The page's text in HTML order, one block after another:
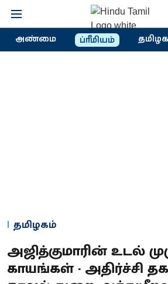
அண்மை ப்ரீமியம்
தமிழகம்
அஜித்குமாரின் உடல்
காயங்கள் - அதிர்ச்சி